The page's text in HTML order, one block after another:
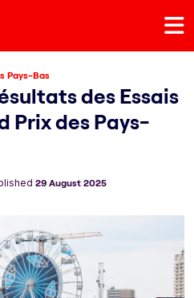
Pays-Bas
des Essais
Prix des Pays-
29 August 2025